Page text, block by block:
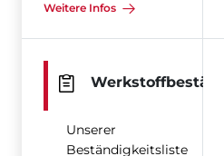
Weitere Infos
Unserer
Beständigkeitsliste